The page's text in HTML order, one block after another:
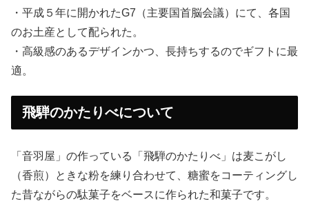
・平成５年に開かれたG7（主要国首脳会議）にて、各国
のお土産として配られた。
・高級感のあるデザインかつ、長持ちするのでギフトに最
適。
飛騨のかたりべについて
「音羽屋」の作っている「飛騨のかたりべ」は麦こがし
（香煎）ときな粉を練り合わせて、糖蜜をコーティングし
た昔ながらの駄菓子をベースに作られた和菓子です。